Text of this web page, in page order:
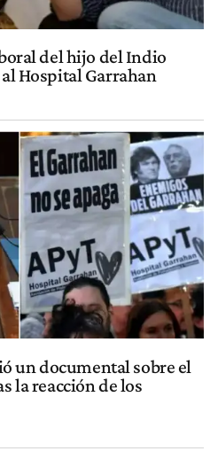
del hijo del Indio
Hospital Garrahan
un documental sobre el
la reacción de los